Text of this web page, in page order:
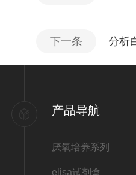
下一条 分析
产品导航
厌氧培养系列
elisa试剂盒